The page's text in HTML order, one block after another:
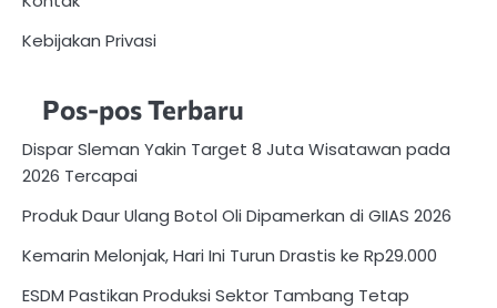
Kebijakan Privasi
Pos-pos Terbaru
Dispar Sleman Yakin Target 8 Juta Wisatawan pada
2026 Tercapai
Produk Daur Ulang Botol Oli Dipamerkan di GIIAS 2026
Kemarin Melonjak, Hari Ini Turun Drastis ke Rp29.000
ESDM Pastikan Produksi Sektor Tambang Tetap